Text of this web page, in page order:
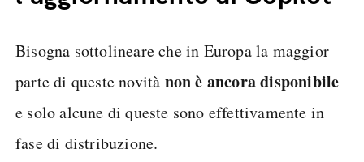
Bisogna sottolineare che in Europa la maggior
parte di queste novità non è ancora disponibile
e solo alcune di queste sono effettivamente in
fase di distribuzione.